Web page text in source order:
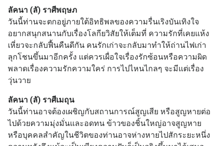
ลัคนา (ลั) ราศีพฤษภ
วันนี้ท่านจะตกอยู่ภายใต้อิทธิพลของความรื่นเริงบันเทิงใจ
อยากสนุกสนานกับเรื่องโลกียวิสัยให้เต็มที่ ความรักที่เคยแห้ง
เหี่ยวจะกลับฟื้นคืนดีกัน คนรักเก่าจะกลับมาทำให้ถ่านไฟเก่า
ลุกโชนขึ้นมาอีกครั้ง แต่ควรเผื่อใจเรื่องรักซ้อนหรือความผิด
พลาดเรื่องความรักความใคร่ การไปไหนไกลๆ จะมีแต่เรื่อง
วุ่นวาย
ลัคนา (ลั) ราศีเมถุน
วันนี้ท่านอาจต้องเผชิญกับสถานการณ์สูญเสีย หรือสูญหายต่อ
ไปด้วยความมุ่งมั่นและอดทน ข้าวของชิ้นใหญ่อาจสูญหาย
หรือบุคคลสำคัญในชีวิตของท่านอาจห่างหายไปสักระยะหนึ่ง